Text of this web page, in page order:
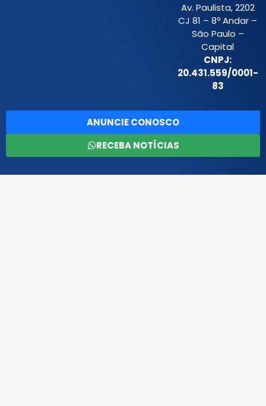
Av. Paulista, 2202
CJ 81 – 8º Andar –
São Paulo –
Capital
CNPJ:
20.431.559/0001-
83
ANUNCIE CONOSCO
RECEBA NOTÍCIAS